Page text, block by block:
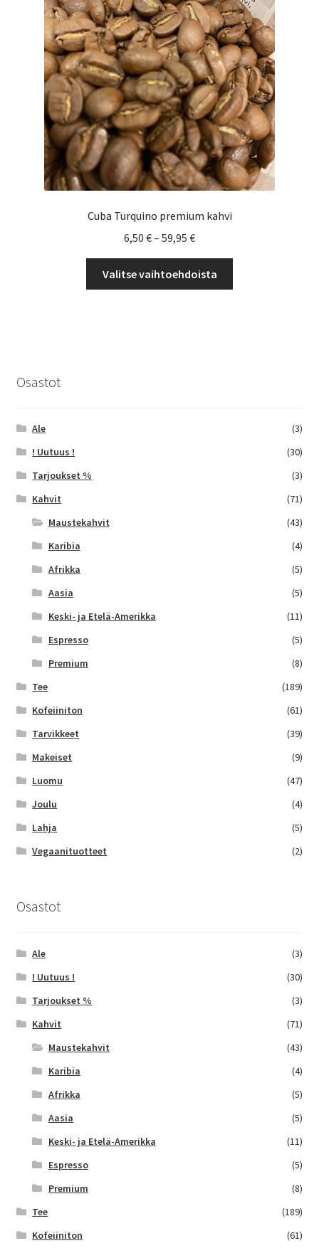
valinnat
tuotteen
sivulla.
Cuba Turquino premium kahvi
6,50 €– 59,95 €Hintaluokka:
-
59,95 €
Valitse vaihtoehdoista
Osastot
Ale
(3)
! Uutuus !
(30)
Tarjoukset %
(3)
Kahvit
(71)
Maustekahvit
(43)
Karibia
(4)
Afrikka
(5)
Aasia
(5)
Keski- ja Etelä-Amerikka
(11)
Espresso
(5)
Premium
(8)
Tee
(189)
Kofeiiniton
(61)
Tarvikkeet
(39)
Makeiset
(9)
Luomu
(47)
Joulu
(4)
Lahja
(5)
Vegaanituotteet
(2)
Osastot
Ale
(3)
! Uutuus !
(30)
Tarjoukset %
(3)
Kahvit
(71)
Maustekahvit
(43)
Karibia
(4)
Afrikka
(5)
Aasia
(5)
Keski- ja Etelä-Amerikka
(11)
Espresso
(5)
Premium
(8)
Tee
(189)
Kofeiiniton
(61)